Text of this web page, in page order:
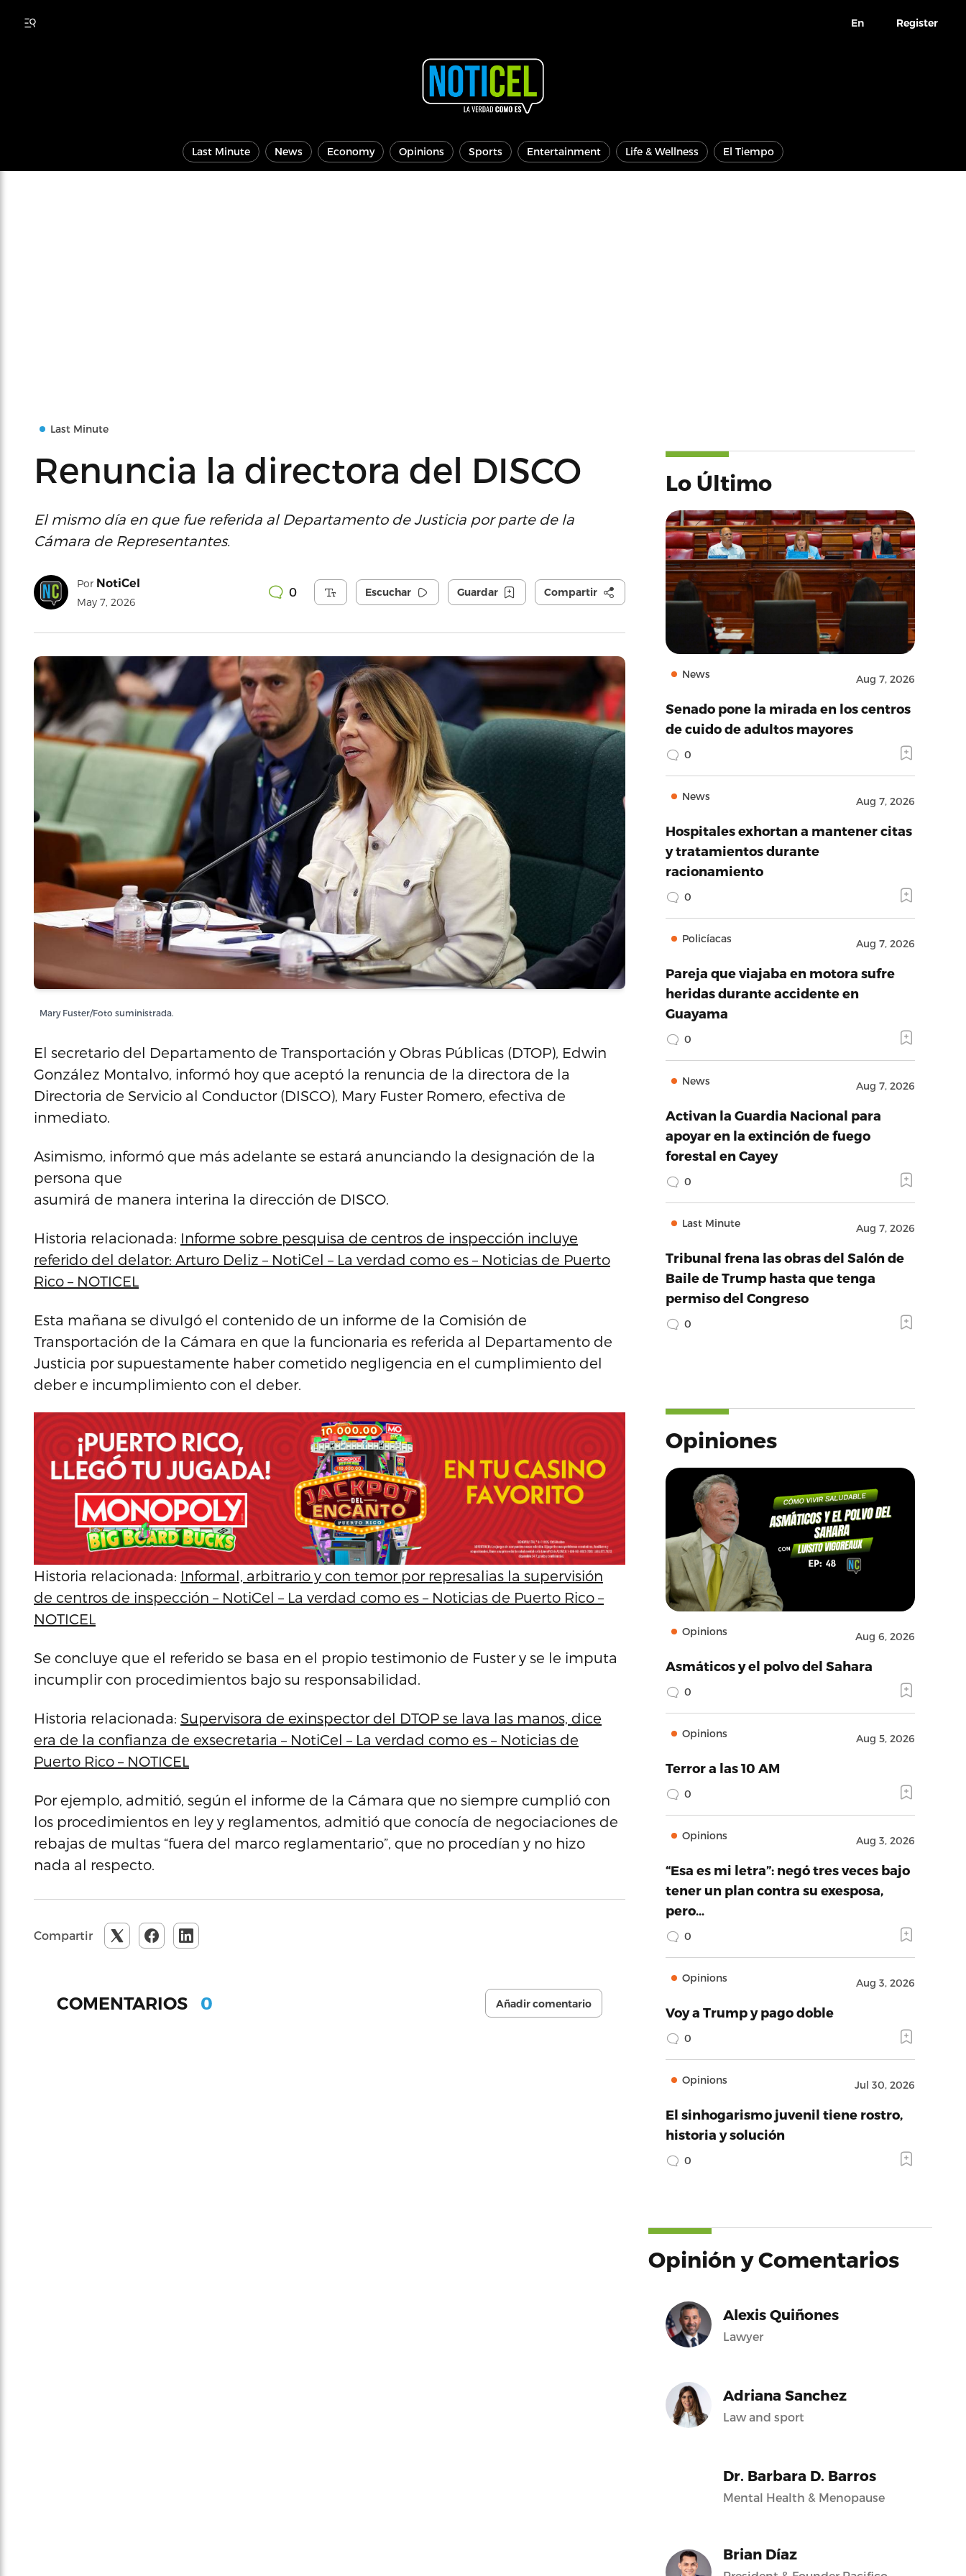
En Register
Last Minute News Economy Opinions Sports Entertainment Life & Wellness El Tiempo
Last Minute
Renuncia la directora del DISCO
El mismo día en que fue referida al Departamento de Justicia por parte de la
Cámara de Representantes.
Por NotiCel
May 7, 2026
0 Escuchar Guardar Compartir
Mary Fuster/Foto suministrada.
El secretario del Departamento de Transportación y Obras Públicas (DTOP), Edwin
González Montalvo, informó hoy que aceptó la renuncia de la directora de la
Directoria de Servicio al Conductor (DISCO), Mary Fuster Romero, efectiva de
inmediato.
Asimismo, informó que más adelante se estará anunciando la designación de la
persona que
asumirá de manera interina la dirección de DISCO.
Historia relacionada: Informe sobre pesquisa de centros de inspección incluye
referido del delator: Arturo Deliz – NotiCel – La verdad como es – Noticias de Puerto
Rico – NOTICEL
Esta mañana se divulgó el contenido de un informe de la Comisión de
Transportación de la Cámara en que la funcionaria es referida al Departamento de
Justicia por supuestamente haber cometido negligencia en el cumplimiento del
deber e incumplimiento con el deber.
Historia relacionada: Informal, arbitrario y con temor por represalias la supervisión
de centros de inspección – NotiCel – La verdad como es – Noticias de Puerto Rico –
NOTICEL
Se concluye que el referido se basa en el propio testimonio de Fuster y se le imputa
incumplir con procedimientos bajo su responsabilidad.
Historia relacionada: Supervisora de exinspector del DTOP se lava las manos, dice
era de la confianza de exsecretaria – NotiCel – La verdad como es – Noticias de
Puerto Rico – NOTICEL
Por ejemplo, admitió, según el informe de la Cámara que no siempre cumplió con
los procedimientos en ley y reglamentos, admitió que conocía de negociaciones de
rebajas de multas “fuera del marco reglamentario”, que no procedían y no hizo
nada al respecto.
Compartir
COMENTARIOS 0 Añadir comentario
Lo Último
News Aug 7, 2026
Senado pone la mirada en los centros
de cuido de adultos mayores
0
News Aug 7, 2026
Hospitales exhortan a mantener citas
y tratamientos durante
racionamiento
0
Policíacas Aug 7, 2026
Pareja que viajaba en motora sufre
heridas durante accidente en
Guayama
0
News Aug 7, 2026
Activan la Guardia Nacional para
apoyar en la extinción de fuego
forestal en Cayey
0
Last Minute Aug 7, 2026
Tribunal frena las obras del Salón de
Baile de Trump hasta que tenga
permiso del Congreso
0
Opiniones
Opinions Aug 6, 2026
Asmáticos y el polvo del Sahara
0
Opinions Aug 5, 2026
Terror a las 10 AM
0
Opinions Aug 3, 2026
“Esa es mi letra”: negó tres veces bajo
tener un plan contra su exesposa,
pero…
0
Opinions Aug 3, 2026
Voy a Trump y pago doble
0
Opinions Jul 30, 2026
El sinhogarismo juvenil tiene rostro,
historia y solución
0
Opinión y Comentarios
Alexis Quiñones
Lawyer
Adriana Sanchez
Law and sport
Dr. Barbara D. Barros
Mental Health & Menopause
Brian Díaz